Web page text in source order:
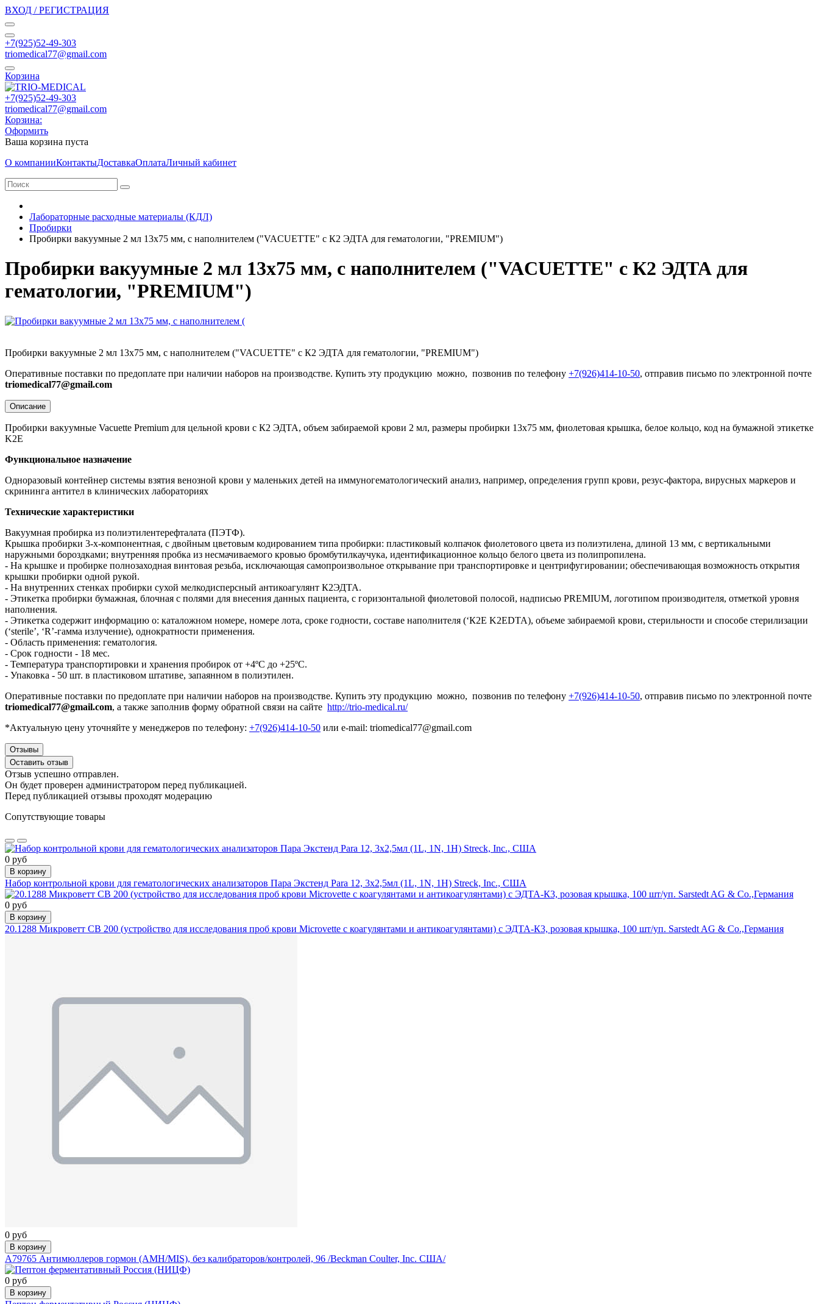
ВХОД / РЕГИСТРАЦИЯ
+7(925)52-49-303
triomedical77@gmail.com
Корзина
+7(925)52-49-303
triomedical77@gmail.com
Корзина:
Оформить
Ваша корзина пуста
О компанииКонтактыДоставкаОплатаЛичный кабинет
Лабораторные расходные материалы (КДЛ)
Пробирки
Пробирки вакуумные 2 мл 13х75 мм, с наполнителем ("VACUETTE" с К2 ЭДТА для гематологии, "PREMIUM")
Пробирки вакуумные 2 мл 13х75 мм, с наполнителем ("VACUETTE" с К2 ЭДТА для
гематологии, "PREMIUM")
Пробирки вакуумные 2 мл 13х75 мм, с наполнителем ("VACUETTE" с К2 ЭДТА для гематологии, "PREMIUM")
Оперативные поставки по предоплате при наличии наборов на производстве. Купить эту продукцию можно, позвонив по телефону +7(926)414-10-50, отправив письмо по электронной почте
triomedical77@gmail.com
Описание
Пробирки вакуумные Vacuette Premium для цельной крови с К2 ЭДТА, объем забираемой крови 2 мл, размеры пробирки 13х75 мм, фиолетовая крышка, белое кольцо, код на бумажной этикетке
K2E
Функциональное назначение
Одноразовый контейнер системы взятия венозной крови у маленьких детей на иммуногематологический анализ, например, определения групп крови, резус-фактора, вирусных маркеров и
скрининга антител в клинических лабораториях
Технические характеристики
Вакуумная пробирка из полиэтилентерефталата (ПЭТФ).
Крышка пробирки 3-х-компонентная, с двойным цветовым кодированием типа пробирки: пластиковый колпачок фиолетового цвета из полиэтилена, длиной 13 мм, с вертикальными
наружными бороздками; внутренняя пробка из несмачиваемого кровью бромбутилкаучука, идентификационное кольцо белого цвета из полипропилена.
- На крышке и пробирке полнозаходная винтовая резьба, исключающая самопроизвольное открывание при транспортировке и центрифугировании; обеспечивающая возможность открытия
крышки пробирки одной рукой.
- На внутренних стенках пробирки сухой мелкодисперсный антикоагулянт К2ЭДТА.
- Этикетка пробирки бумажная, блочная с полями для внесения данных пациента, с горизонтальной фиолетовой полосой, надписью PREMIUM, логотипом производителя, отметкой уровня
наполнения.
- Этикетка содержит информацию о: каталожном номере, номере лота, сроке годности, составе наполнителя (‘К2E K2EDTA), объеме забираемой крови, стерильности и способе стерилизации
(‘sterile’, ‘R’-гамма излучение), однократности применения.
- Область применения: гематология.
- Срок годности - 18 мес.
- Температура транспортировки и хранения пробирок от +4ºС до +25ºС.
- Упаковка - 50 шт. в пластиковом штативе, запаянном в полиэтилен.
Оперативные поставки по предоплате при наличии наборов на производстве. Купить эту продукцию можно, позвонив по телефону +7(926)414-10-50, отправив письмо по электронной почте
triomedical77@gmail.com, а также заполнив форму обратной связи на сайте http://trio-medical.ru/
*Актуальную цену уточняйте у менеджеров по телефону: +7(926)414-10-50 или e-mail: triomedical77@gmail.com
Отзывы
Оставить отзыв
Отзыв успешно отправлен.
Он будет проверен администратором перед публикацией.
Перед публикацией отзывы проходят модерацию
Сопутствующие товары
0 руб
В корзину
Набор контрольной крови для гематологических анализаторов Пара Экстенд Para 12, 3х2,5мл (1L, 1N, 1H) Streck, Inc., США
0 руб
В корзину
20.1288 Микроветт СВ 200 (устройство для исследования проб крови Microvette с коагулянтами и антикоагулянтами) с ЭДТА-К3, розовая крышка, 100 шт/уп. Sarstedt AG & Co.,Германия
0 руб
В корзину
A79765 Антимюллеров гормон (AMH/MIS), без калибраторов/контролей, 96 /Beckman Coulter, Inc. США/
0 руб
В корзину